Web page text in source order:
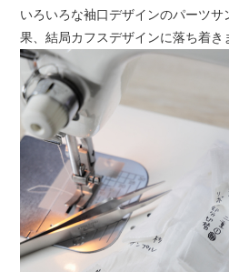
いろいろな袖口デザインのパーツ
果、結局カフスデザインに落ち着き